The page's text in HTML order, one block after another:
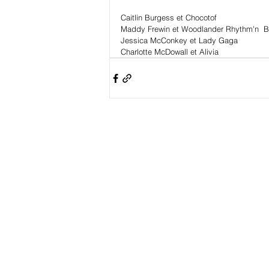
Caitlin Burgess et Chocotof
Maddy Frewin et Woodlander Rhythm'n
Jessica McConkey et Lady Gaga
Charlotte McDowall et Alivia